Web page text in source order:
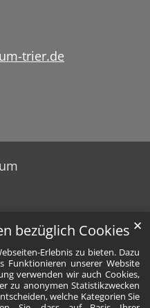
bezüglich Cookies
Erlebnis zu bieten. Dazu
Funktionieren unserer Website
verwenden wir auch Cookies,
zu anonymen Statistikzwecken
welche Kategorien Sie
✕
trier.de